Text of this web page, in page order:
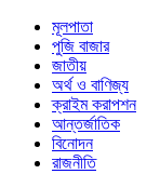
মূলপাতা
পুজি বাজার
জাতীয়
অর্থ ও বাণিজ্য
ক্রাইম করাপশন
আন্তর্জাতিক
বিনোদন
রাজনীতি